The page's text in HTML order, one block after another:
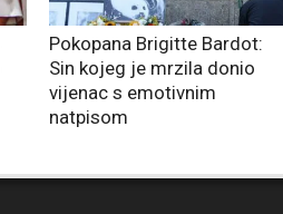
Pokopana Brigitte Bardot:
Sin kojeg je mrzila donio
vijenac s emotivnim
natpisom